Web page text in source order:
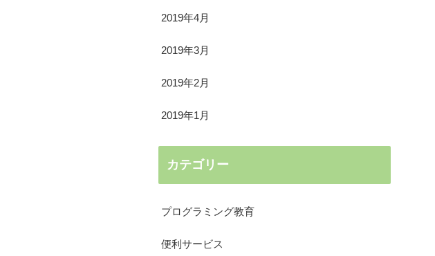
2019年4月
2019年3月
2019年2月
2019年1月
カテゴリー
プログラミング教育
便利サービス